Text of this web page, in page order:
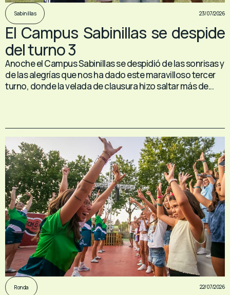
Sabinillas 23/07/2026
El Campus Sabinillas se despide
del turno 3
Anoche el Campus Sabinillas se despidió de las sonrisas y
de las alegrías que nos ha dado este maravilloso tercer
turno, donde la velada de clausura hizo saltar más de...
Ronda 22/07/2026